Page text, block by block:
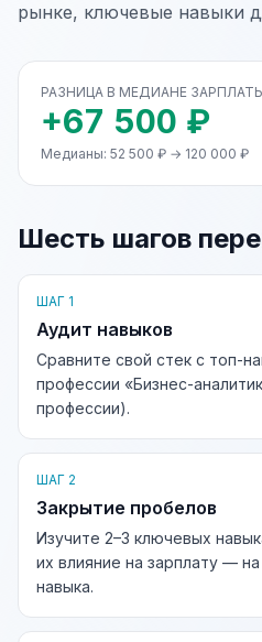
рынке, ключевые навыки
РАЗНИЦА В МЕДИАНЕ
+67 500 ₽
Медианы: 52 500 ₽ → 120 000 ₽
Шесть шагов
ШАГ 1
Аудит навыков
Сравните свой стек с топ-
профессии «Бизнес-
профессии).
ШАГ 2
Закрытие пробелов
Изучите 2–3 ключевых
их влияние на зарплату —
навыка.